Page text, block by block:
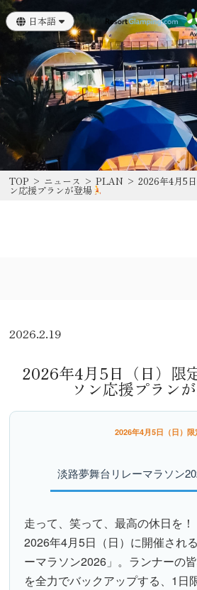
日本語
English
TOP > ニュース >PLAN >2026年4月5
ン応援プランが登場
2026.2.19
2026年4月5日（日）限
ソン応援プラン
2026年4月5日（日）限
淡路夢舞台リレーマラソン
走って、笑って、最高の休日を！
2026年4月5日（日）に開催される
ーマラソン2026」 。ランナーの
を全力でバックアップする、1日